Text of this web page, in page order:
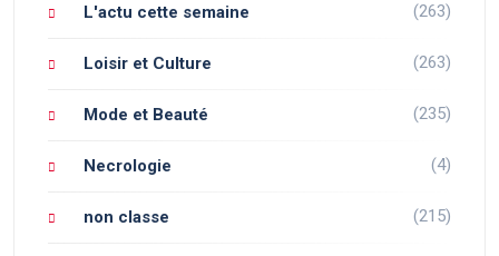
L'actu cette semaine (263)
Loisir et Culture (263)
Mode et Beauté (235)
Necrologie (4)
non classe (215)